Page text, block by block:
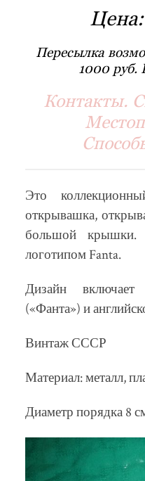
Цена:
Пересылка
1000 руб.
Контакты.
Это
открывашка,
большой
логотипом Fanta.
Дизайн
(«Фанта») и
Винтаж СССР
Материал: металл,
Диаметр порядка 8